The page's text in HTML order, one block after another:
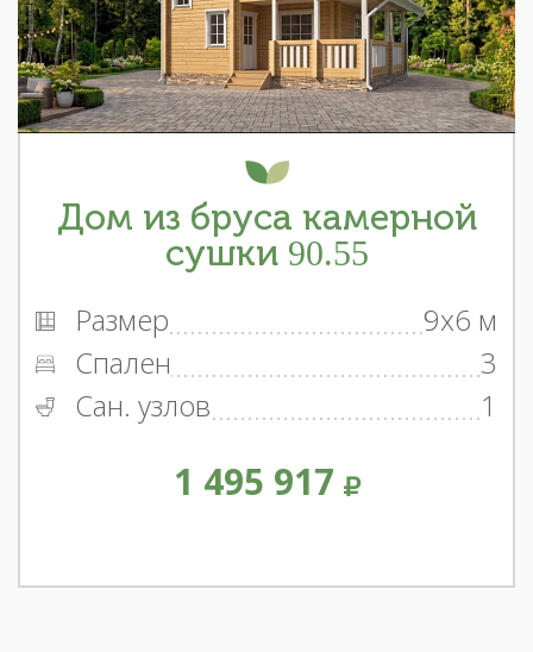
Дом из бруса камерной
сушки 90.55
Размер
9x6 м
Спален
3
Сан. узлов
1
1 495 917